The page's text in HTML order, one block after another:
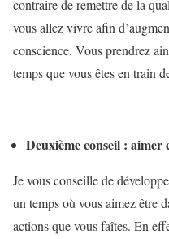
contraire de remettre de la
vous allez vivre afin
conscience. Vous prendrez
temps que vous êtes en train
Deuxième conseil : aimer
Je vous conseille de
un temps où vous aimez être
actions que vous faîtes. En